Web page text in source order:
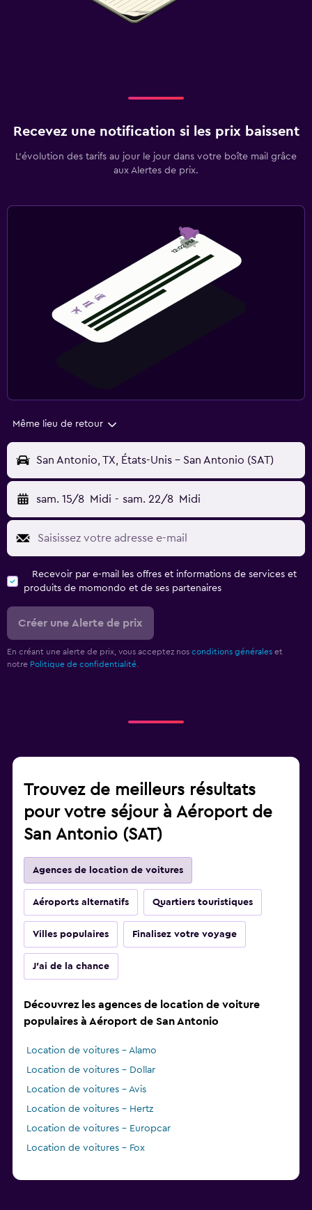
Recevez une notification si les prix baissent
L’évolution des tarifs au jour le jour dans votre boîte mail grâce
aux Alertes de prix.
Même lieu de retour
San Antonio, TX, États-Unis - San Antonio (SAT)
sam. 15/8 Midi - sam. 22/8 Midi
Recevoir par e-mail les offres et informations de services et
produits de momondo et de ses partenaires
Créer une Alerte de prix
En créant une alerte de prix, vous acceptez nos conditions générales et
notre Politique de confidentialité.
Trouvez de meilleurs résultats
pour votre séjour à Aéroport de
San Antonio (SAT)
Agences de location de voitures
Aéroports alternatifs Quartiers touristiques
Villes populaires Finalisez votre voyage
J'ai de la chance
Découvrez les agences de location de voiture
populaires à Aéroport de San Antonio
Location de voitures - Alamo
Location de voitures - Dollar
Location de voitures - Avis
Location de voitures - Hertz
Location de voitures - Europcar
Location de voitures - Fox